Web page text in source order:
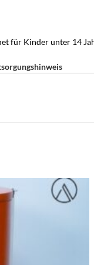
für Kinder unter 14